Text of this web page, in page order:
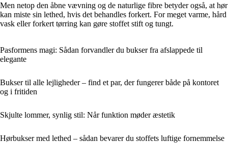
Men netop den åbne vævning og de naturlige fibre betyder også, at hør
kan miste sin lethed, hvis det behandles forkert. For meget varme, hård
vask eller forkert tørring kan gøre stoffet stift og tungt.
Pasformens magi: Sådan forvandler du bukser fra afslappede til
elegante
Bukser til alle lejligheder – find et par, der fungerer både på kontoret
og i fritiden
Skjulte lommer, synlig stil: Når funktion møder æstetik
Hørbukser med lethed – sådan bevarer du stoffets luftige fornemmelse